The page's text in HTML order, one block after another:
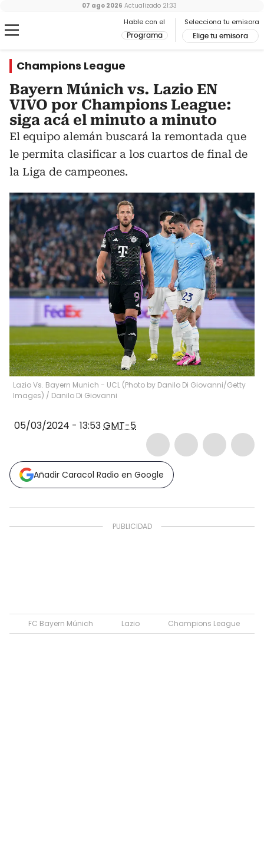
Hable con el
Programa
Selecciona tu emisora
Elige tu emisora
07 ago 2026 Actualizado 21:33
Champions League
Bayern Múnich vs. Lazio EN
VIVO por Champions League:
siga acá el minuto a minuto
El equipo alemán buscará la remontada que
le permita clasificar a los cuartos de final de
la Liga de campeones.
Lazio Vs. Bayern Munich - UCL (Photo by Danilo Di Giovanni/Getty
Images) / Danilo Di Giovanni
05/03/2024 - 13:53GMT-5
Añadir Caracol Radio en Google
FC Bayern Múnich Lazio Champions League